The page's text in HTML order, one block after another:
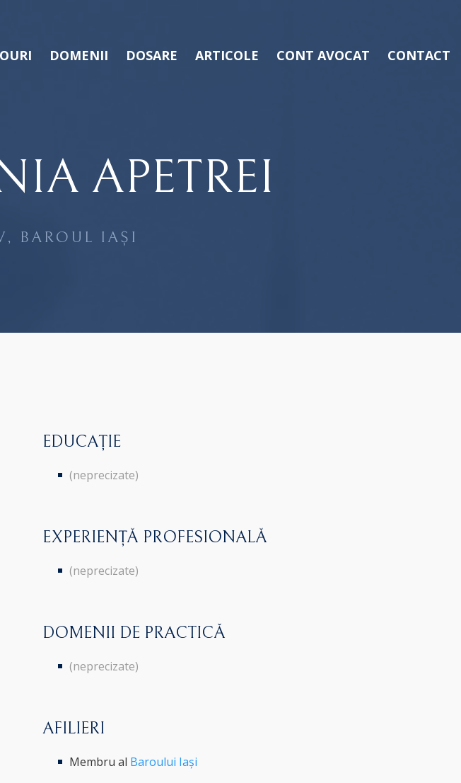
DOMENII DOSARE ARTICOLE CONT AVOCAT CONTACT
APETREI
BAROUL IAȘI
EDUCAȚIE
(neprecizate)
EXPERIENȚĂ PROFESIONALĂ
(neprecizate)
DOMENII DE PRACTICĂ
(neprecizate)
AFILIERI
Membru al Baroului Iași